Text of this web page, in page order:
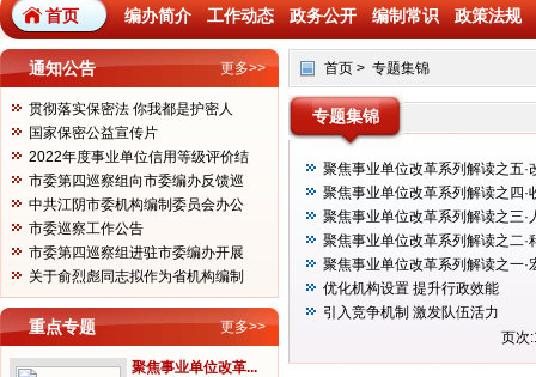
首页 编办简介 工作动态 政务公开 编制常识 政策法规
通知公告 更多>>
贯彻落实保密法 你我都是护密人
国家保密公益宣传片
2022年度事业单位信用等级评价结
果...
市委第四巡察组向市委编办反馈巡
察...
中共江阴市委机构编制委员会办公
室...
市委巡察工作公告
市委第四巡察组进驻市委编办开展
巡...
关于俞烈彪同志拟作为省机构编制
工...
重点专题 更多>>
聚焦事业单位改革...
首页 > 专题集锦
专题集锦
聚焦事业单位改革系列解读之五·
聚焦事业单位改革系列解读之四·
聚焦事业单位改革系列解读之三·
聚焦事业单位改革系列解读之二·
聚焦事业单位改革系列解读之一·
优化机构设置 提升行政效能
引入竞争机制 激发队伍活力
页次: